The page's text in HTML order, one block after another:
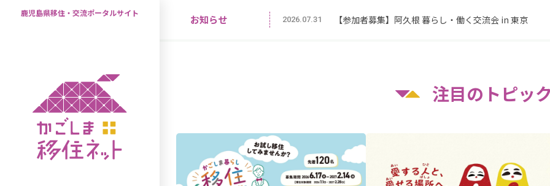
鹿児島県移住・交流ポータルサイト
お知らせ 2026.07.09 （毎週金曜日限定）伊佐市オンライン移住相談はじめ
注目のトピッ